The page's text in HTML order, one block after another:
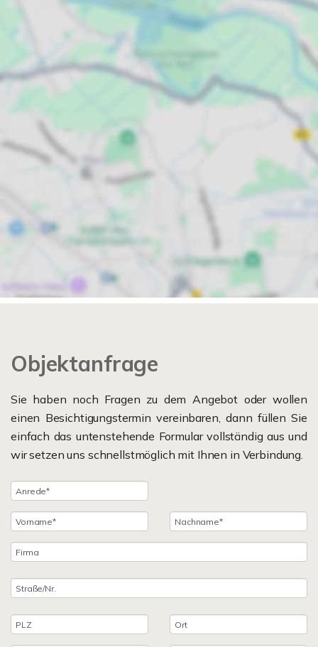
Objektanfrage
Sie haben noch Fragen zu dem Angebot oder wollen
einen Besichtigungstermin vereinbaren, dann füllen Sie
einfach das untenstehende Formular vollständig aus und
wir setzen uns schnellstmöglich mit Ihnen in Verbindung.